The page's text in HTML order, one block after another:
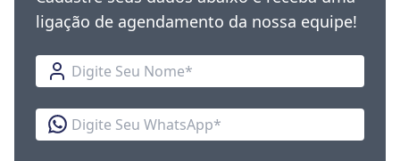
ligação de agendamento da nossa equipe!
Nome
WhatsApp